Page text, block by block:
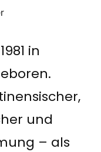
in
und
– als